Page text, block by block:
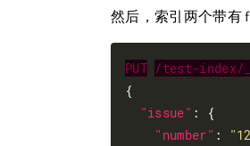
然后，索引两个带有
PUT /test-index/
{
"issue" : {
"number" :